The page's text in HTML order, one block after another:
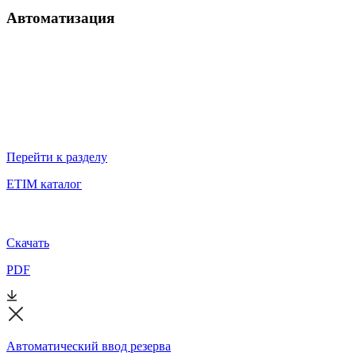
Автоматизация
Перейти к разделу
ETIM каталог
Скачать
PDF
Автоматический ввод резерва